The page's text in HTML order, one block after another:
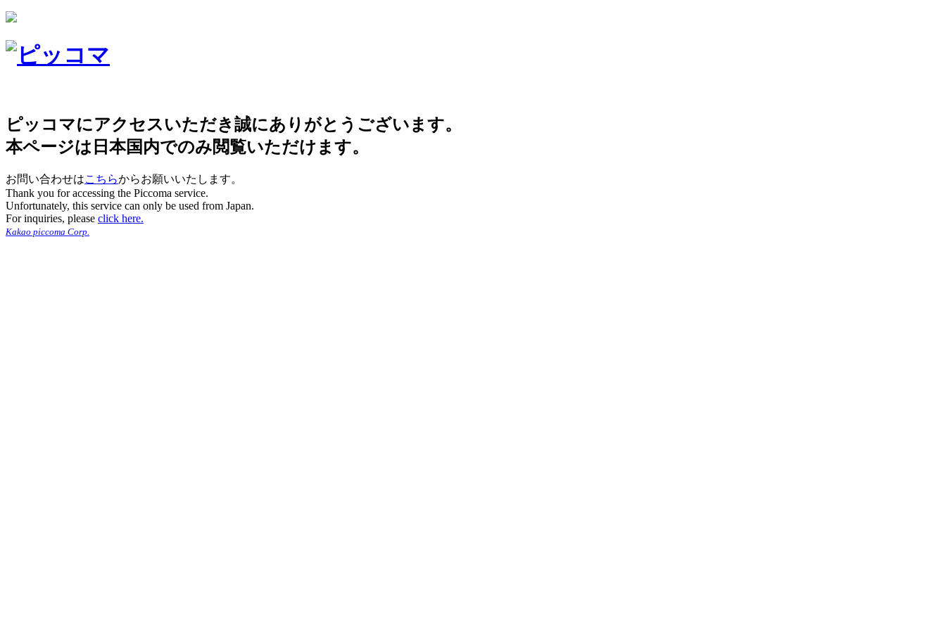
ピッコマにアクセスいただき誠にありがとうございます。
本ページは日本国内でのみ閲覧いただけます。
お問い合わせはこちらからお願いいたします。
Thank you for accessing the Piccoma service.
Unfortunately, this service can only be used from Japan.
For inquiries, please click here.
Kakao piccoma Corp.